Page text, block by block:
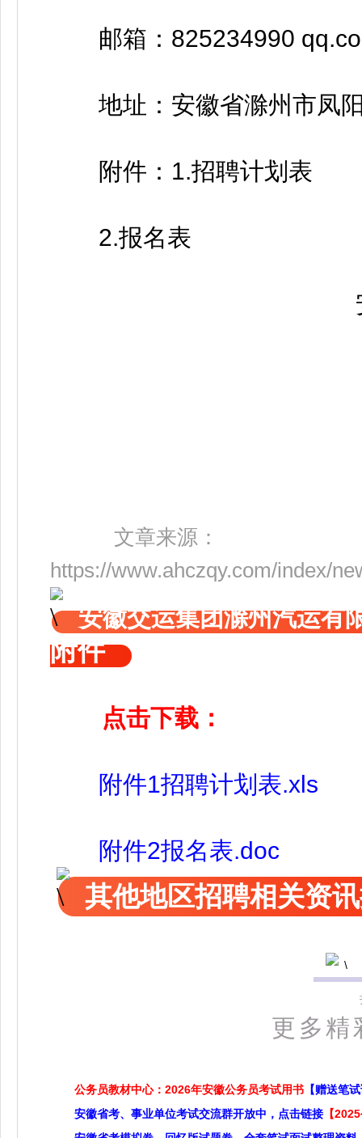
邮箱：825234990
地址：安徽省滁州市凤阳
附件：1.招聘计划表
2.报名表
安
文章来源：
https://www.ahczqy.com/index/
安徽交运集团滁州汽运有
附件
点击下载：
附件1招聘计划表.xls
附件2报名表.doc
其他地区招聘相关资
更多精
公务员教材中心：2026年安徽公务员考试用书 【赠送笔
安徽省考、事业单位考试交流群开放中，点击链接 【